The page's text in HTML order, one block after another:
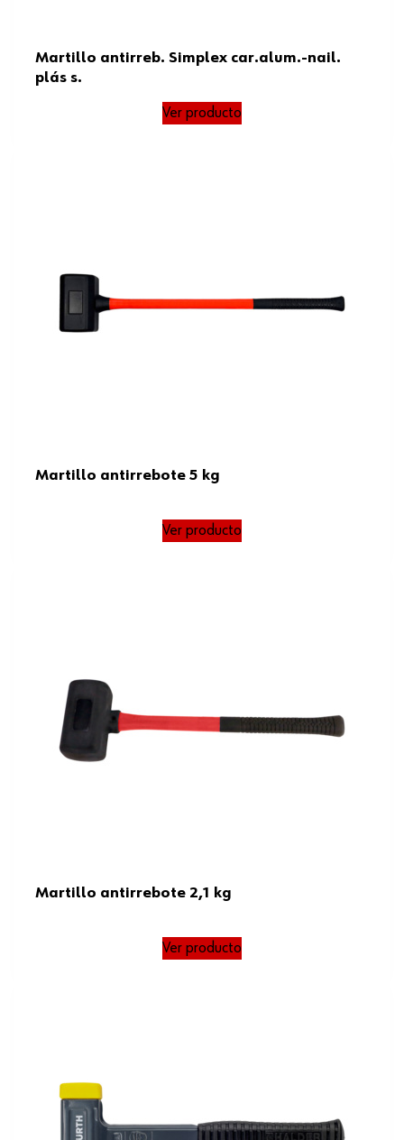
Martillo antirreb. Simplex car.alum.-nail.
plás s.
Ver producto
Martillo antirrebote 5 kg
Ver producto
Martillo antirrebote 2,1 kg
Ver producto